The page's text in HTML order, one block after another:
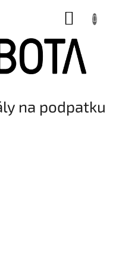
na podpatku